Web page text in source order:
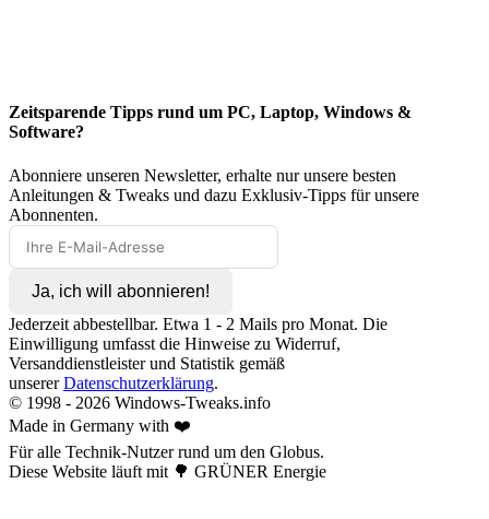
Zeitsparende Tipps rund um PC, Laptop, Windows &
Software?
Abonniere unseren Newsletter, erhalte nur unsere besten
Anleitungen & Tweaks und dazu Exklusiv-Tipps für unsere
Abonnenten.
Ja, ich will abonnieren!
Jederzeit abbestellbar. Etwa 1 - 2 Mails pro Monat. Die
Einwilligung umfasst die Hinweise zu Widerruf,
Versanddienstleister und Statistik gemäß
unsererDatenschutzerklärung.
© 1998 - 2026 Windows-Tweaks.info
Made in Germany with ❤️
Für alle Technik-Nutzer rund um den Globus.
Diese Website läuft mit 🌳 GRÜNER Energie